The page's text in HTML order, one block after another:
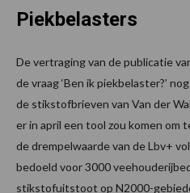
Piekbelasters
De vertraging van de publicatie
de vraag ‘Ben ik piekbelaster?’
de stikstofbrieven van Van der
er in april een tool zou komen om
de drempelwaarde van de Lbv+
bedoeld voor 3000
stikstofuitstoot op N2000-